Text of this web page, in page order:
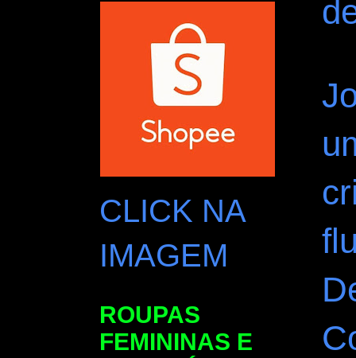
CLICK NA
IMAGEM
ROUPAS
FEMININAS E